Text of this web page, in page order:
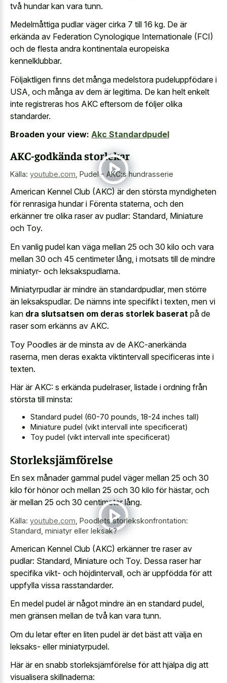
två hundar kan vara tunn.
Medelmåttiga pudlar väger cirka 7 till 16 kg. De är
erkända av Federation Cynologique Internationale (FCI)
och de flesta andra kontinentala europeiska
kennelklubbar.
Följaktligen finns det många medelstora pudeluppfödare i
USA, och många av dem är legitima. De kan helt enkelt
inte registreras hos AKC eftersom de följer olika
standarder.
Broaden your view: Akc Standardpudel
AKC-godkända storlekar
Källa: youtube.com Pudel - AKC:s hundrasserie
American Kennel Club (AKC) är den största myndigheten
för renrasiga hundar i Förenta staterna, och den
erkänner tre olika raser av pudlar: Standard, Miniature
och Toy.
En vanlig pudel kan väga mellan 25 och 30 kilo och vara
mellan 30 och 45 centimeter lång, i motsats till de mindre
miniatyr- och leksakspudlarna.
Miniatyrpudlar är mindre än standardpudlar, men större
än leksakspudlar. De nämns inte specifikt i texten, men vi
kan dra slutsatsen om deras storlek baserat på de
raser som erkänns av AKC.
Toy Poodles är de minsta av de AKC-anerkända
raserna, men deras exakta viktintervall specificeras inte i
texten.
Här är AKC: s erkända pudelraser, listade i ordning från
största till minsta:
Standard pudel (60-70 pounds, 18-24 inches tall)
Miniature pudel (vikt intervall inte specificerat)
Toy pudel (vikt intervall inte specificerat)
Storleksjämförelse
En sex månader gammal pudel väger mellan 25 och 30
kilo för hönor och mellan 25 och 30 kilo för hästar, och
är mellan 25 och 30 centimeter lång.
Källa: youtube.com Poodlets storlekskonfrontation:
Standard, miniatyr eller leksak?
American Kennel Club (AKC) erkänner tre raser av
pudlar: Standard, Miniature och Toy. Dessa raser har
specifika vikt- och höjdintervall, och är uppfödda för att
uppfylla vissa rasstandarder.
En medel pudel är något mindre än en standard pudel,
men gränsen mellan de två kan vara tunn.
Om du letar efter en liten pudel är det bäst att välja en
leksaks- eller miniatyrpudel.
Här är en snabb storleksjämförelse för att hjälpa dig att
visualisera skillnaderna: